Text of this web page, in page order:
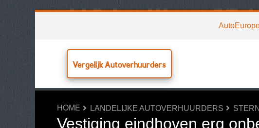
Vergelijk Autoverhuurders
HOME LANDELIJKE AUTOVERHUURDERS
Vestiging eindhoven erg